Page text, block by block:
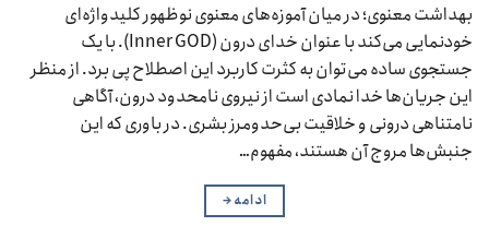
بهداشت معنوی؛ در میان آموزه‌های معنوی نوظهور کلیدواژه‌ای
خودنمایی می‌کند با عنوان خدای درون (Inner GOD). با یک
جستجوی ساده می‌توان به کثرت کاربرد این اصطلاح پی برد. از منظر
این جریان‌ها خدا نمادی است از نیروی نامحدود درون، آگاهی
نامتناهی درونی و خلاقیت بی‌حدومرز بشری. در باوری که این
جنبش‌ها مروج آن هستند، مفهوم…
ادامه→